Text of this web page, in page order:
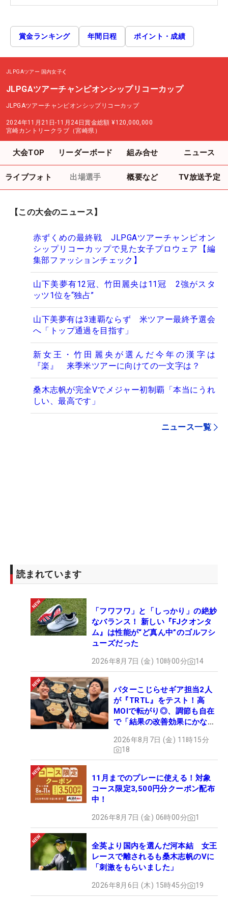
賞金ランキング 年間日程 ポイント・成績
JLPGAツアー 国内女子
JLPGAツアーチャンピオンシップリコーカップ
JLPGAツアーチャンピオンシップリコーカップ
2024年11月21日-11月24日賞金総額 ¥120,000,000
宮崎カントリークラブ（宮崎県）
大会TOP リーダーボード 組み合せ ニュース
ライブフォト 出場選手 概要など TV放送予定
【この大会のニュース】
赤ずくめの最終戦 JLPGAツアーチャンピオン
シップリコーカップで見た女子プロウェア【編
集部ファッションチェック】
山下美夢有12冠、竹田麗央は11冠 2強がスタ
ッツ1位を“独占”
山下美夢有は3連覇ならず 米ツアー最終予選会
へ「トップ通過を目指す」
新女王・竹田麗央が選んだ今年の漢字は
『楽』 来季米ツアーに向けての一文字は？
桑木志帆が完全Vでメジャー初制覇「本当にうれ
しい、最高です」
ニュース一覧
読まれています
「フワフワ」と「しっかり」の絶妙
なバランス！ 新しい『FJクオンタ
ム』は性能が“ど真ん中”のゴルフシ
ューズだった
2026年8月7日 (金) 10時00分 14
パターこじらせギア担当2人
が『TRTL』をテスト！高
MOIで転がり◎、調節も自在
で「結果の改善効果にかなり
2026年8月7日 (金) 11時15分
18
11月までのプレーに使える！対象
コース限定3,500円分クーポン配布
中！
2026年8月7日 (金) 06時00分 1
全英より国内を選んだ河本結 女王
レースで離されるも桑木志帆のVに
「刺激をもらいました」
2026年8月6日 (木) 15時45分 19